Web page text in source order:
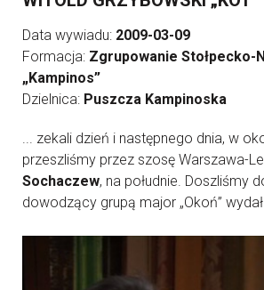
Data wywiadu: 2009-03-09
Formacja: Zgrupowanie Stołpecko-
„Kampinos”
Dzielnica: Puszcza Kampinoska
... zekali dzień i następnego dnia, w
przeszliśmy przez szosę Warszawa-
Sochaczew, na południe. Doszliśmy
dowodzący grupą major „Okoń”